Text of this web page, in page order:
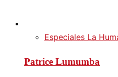
Especiales La
Patrice Lumumba